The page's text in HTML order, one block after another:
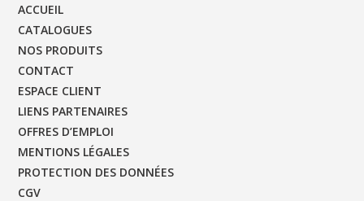
ACCUEIL
CATALOGUES
NOS PRODUITS
CONTACT
ESPACE CLIENT
LIENS PARTENAIRES
OFFRES D’EMPLOI
MENTIONS LÉGALES
PROTECTION DES DONNÉES
CGV